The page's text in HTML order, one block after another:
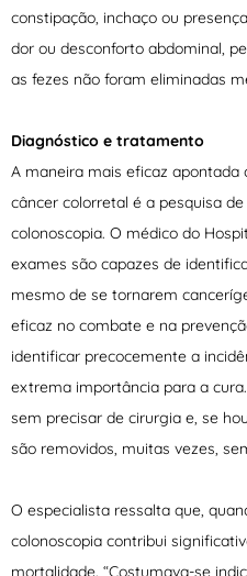
constipação, inchaço ou
dor ou desconforto abdominal,
as fezes não foram eliminadas
Diagnóstico e tratamento
A maneira mais eficaz
câncer colorretal é a pesquisa
colonoscopia. O médico do
exames são capazes de
mesmo de se tornarem
eficaz no combate e na
identificar precocemente a
extrema importância para a
sem precisar de cirurgia e, se
são removidos, muitas vezes,
O especialista ressalta que,
colonoscopia contribui
mortalidade. “Costumava-se